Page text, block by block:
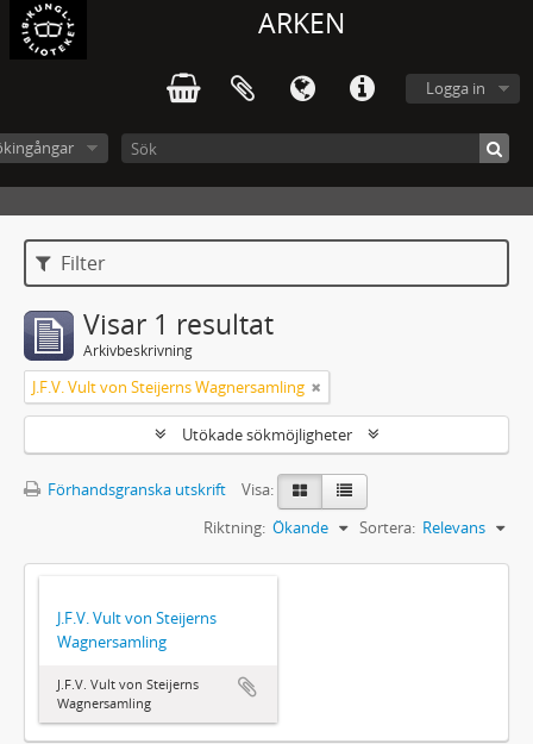
ARKEN
Logga in
Filter
Visar 1 resultat
Arkivbeskrivning
J.F.V. Vult von Steijerns Wagnersamling
Utökade sökmöjligheter
Förhandsgranska utskrift
Visa:
Sortera: Relevans
Riktning: Ökande
J.F.V. Vult von Steijerns
Wagnersamling
J.F.V. Vult von Steijerns
Wagnersamling